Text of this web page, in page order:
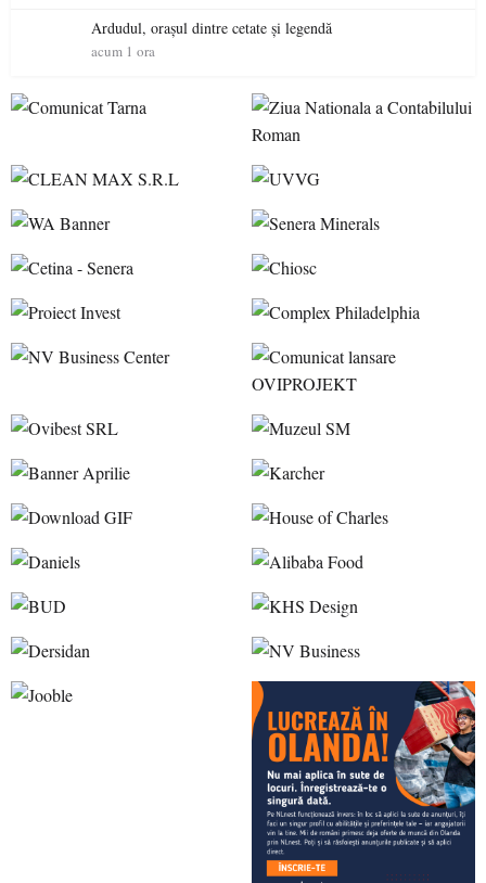
Ardudul, orașul dintre cetate și legendă
acum 1 ora